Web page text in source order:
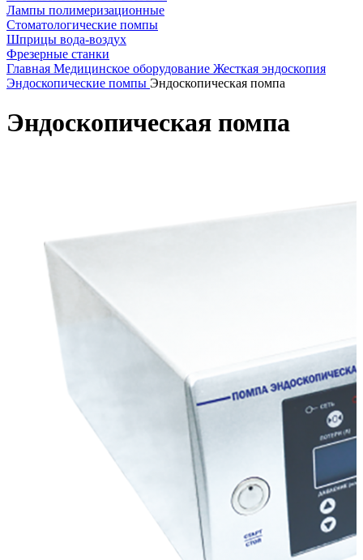
Лампы полимеризационные
Стоматологические помпы
Шприцы вода-воздух
Фрезерные станки
Главная Медицинское оборудование Жесткая эндоскопия
Эндоскопические помпы Эндоскопическая помпа
Эндоскопическая помпа